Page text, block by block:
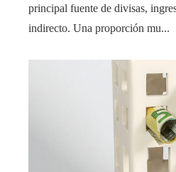
principal fuente de divisas,
indirecto. Una proporción mu...